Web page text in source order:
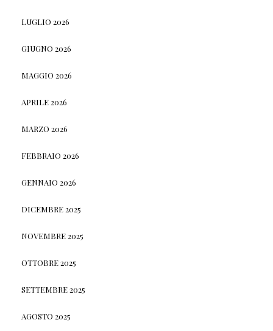
LUGLIO 2026
GIUGNO 2026
MAGGIO 2026
APRILE 2026
MARZO 2026
FEBBRAIO 2026
GENNAIO 2026
DICEMBRE 2025
NOVEMBRE 2025
OTTOBRE 2025
SETTEMBRE 2025
AGOSTO 2025